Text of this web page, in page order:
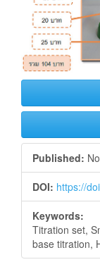
Published:
DOI: https://
Keywords:
Titration set,
base titration,